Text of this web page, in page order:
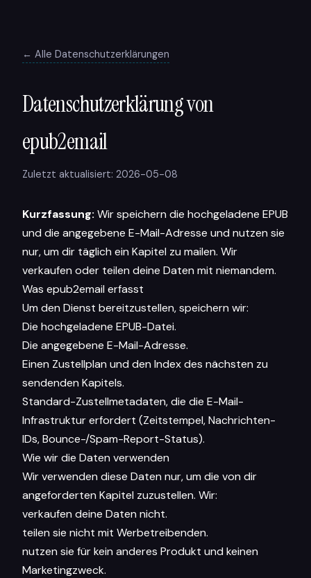
← Alle Datenschutzerklärungen
Datenschutzerklärung von
epub2email
Zuletzt aktualisiert: 2026-05-08
Kurzfassung: Wir speichern die hochgeladene EPUB
und die angegebene E-Mail-Adresse und nutzen sie
nur, um dir täglich ein Kapitel zu mailen. Wir
verkaufen oder teilen deine Daten mit niemandem.
Was epub2email erfasst
Um den Dienst bereitzustellen, speichern wir:
Die hochgeladene EPUB-Datei.
Die angegebene E-Mail-Adresse.
Einen Zustellplan und den Index des nächsten zu
sendenden Kapitels.
Standard-Zustellmetadaten, die die E-Mail-
Infrastruktur erfordert (Zeitstempel, Nachrichten-
IDs, Bounce-/Spam-Report-Status).
Wie wir die Daten verwenden
Wir verwenden diese Daten nur, um die von dir
angeforderten Kapitel zuzustellen. Wir:
verkaufen deine Daten nicht.
teilen sie nicht mit Werbetreibenden.
nutzen sie für kein anderes Produkt und keinen
Marketingzweck.